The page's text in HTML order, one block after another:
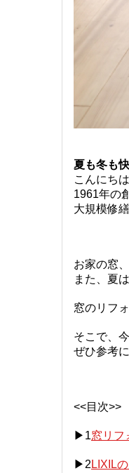
夏も冬も
こんにちは
1961年の
大規模修
お家の窓
また、夏
窓のリフ
そこで、
ぜひ参考
<<目次>>
▶1窓リフ
▶2 LIXIL